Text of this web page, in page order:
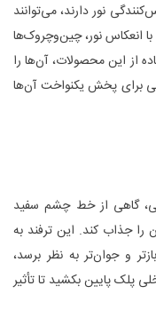
نور دارند، می‌توانند
انعکاس نور، چین‌وچروک‌ها
از این محصولات، آن‌ها را
برای پخش یکنواخت آن‌ها
گاهی از خط چشم سفید
را جذاب کند. این ترفند به
و جوان‌تر به نظر برسد،
پایین بکشید تا تأثیر